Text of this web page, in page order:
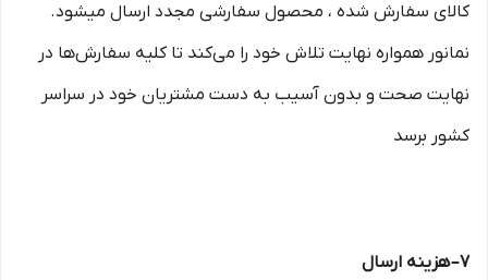
کالای سفارش شده ، محصول سفارشی مجدد ارسال میشود.
نمانور همواره نهایت تلاش خود را می‏‌کند تا کلیه سفارش‏‌ها در
نهایت صحت و بدون آسیب به دست مشتریان خود در سراسر
کشور برسد
۷– هزینه ارسال